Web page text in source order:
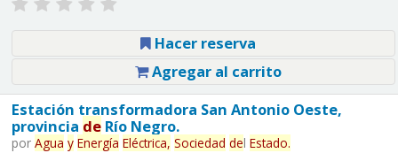
Hacer reserva
Agregar al carrito
Estación transformadora San Antonio Oeste,
provincia deRío Negro.
por Agua y Energía Eléctrica, Sociedad del Estado.